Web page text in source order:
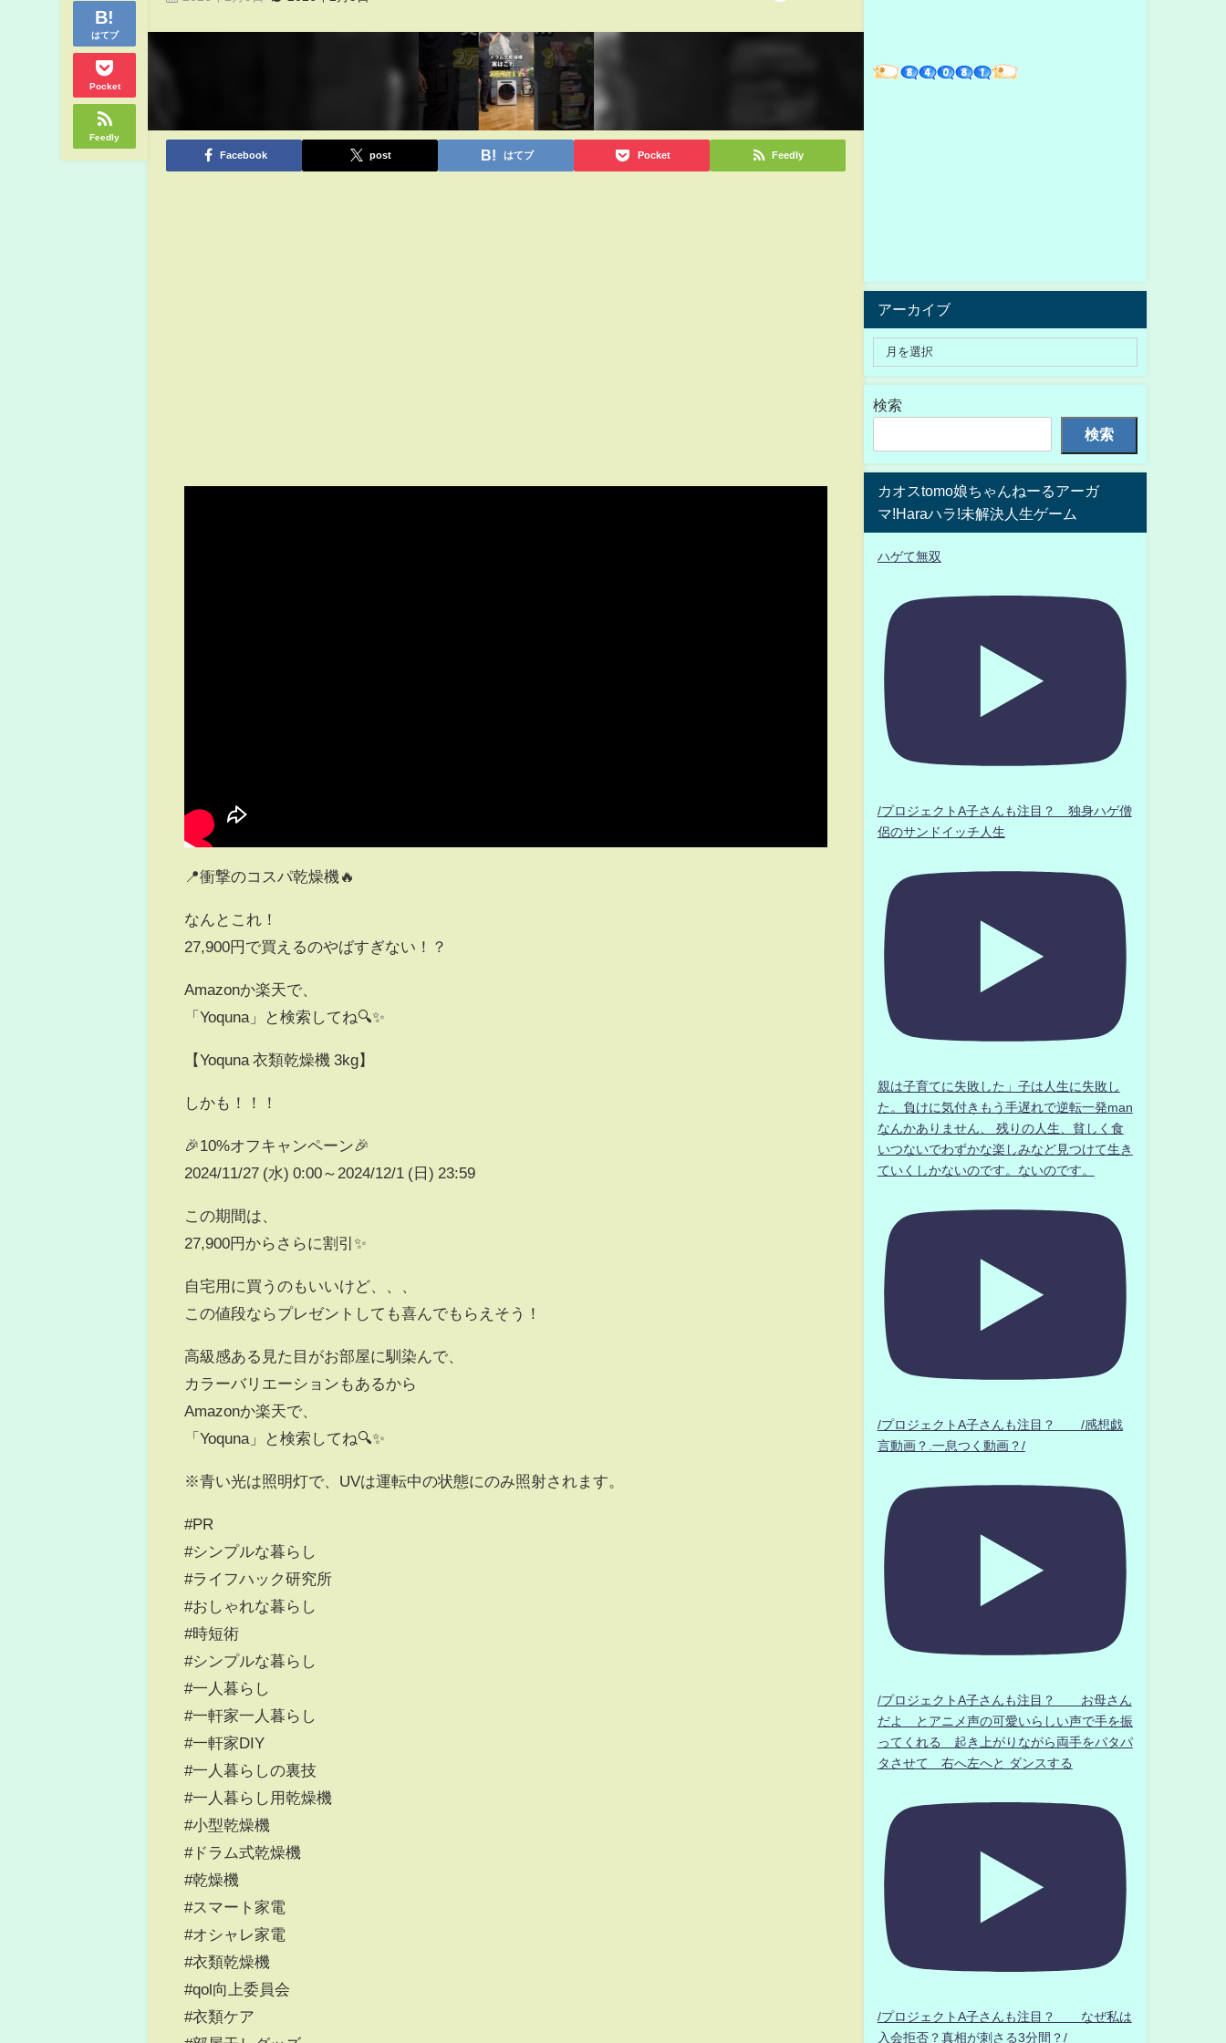
はてブ
Pocket
Feedly
Facebook post はてブ Pocket Feedly
📍衝撃のコスパ乾燥機🔥
なんとこれ！
27,900円で買えるのやばすぎない！？
Amazonか楽天で、
「Yoquna」と検索してね🔍✨
【Yoquna 衣類乾燥機 3kg】
しかも！！！
🎉10%オフキャンペーン🎉
2024/11/27 (水) 0:00～2024/12/1 (日) 23:59
この期間は、
27,900円からさらに割引✨
自宅用に買うのもいいけど、、、
この値段ならプレゼントしても喜んでもらえそう！
高級感ある見た目がお部屋に馴染んで、
カラーバリエーションもあるから
Amazonか楽天で、
「Yoquna」と検索してね🔍✨
※青い光は照明灯で、UVは運転中の状態にのみ照射されます。
#PR
#シンプルな暮らし
#ライフハック研究所
#おしゃれな暮らし
#時短術
#シンプルな暮らし
#一人暮らし
#一軒家一人暮らし
#一軒家DIY
#一人暮らしの裏技
#一人暮らし用乾燥機
#小型乾燥機
#ドラム式乾燥機
#乾燥機
#スマート家電
#オシャレ家電
#衣類乾燥機
#qol向上委員会
#衣類ケア
アーカイブ
検索
検索
カオスtomo娘ちゃんねーるアーガ
マ!Haraハラ!未解決人生ゲーム
ハゲて無双
/プロジェクトA子さんも注目？ 独身ハゲ僧
侶のサンドイッチ人生
親は子育てに失敗した」子は人生に失敗し
た。負けに気付きもう手遅れで逆転一発man
なんかありません、 残りの人生、貧しく食
いつないでわずかな楽しみなど見つけて生き
ていくしかないのです。ないのです。
/プロジェクトA子さんも注目？ /感想戯
言動画？.一息つく動画？/
/プロジェクトA子さんも注目？ お母さん
だよ とアニメ声の可愛いらしい声で手を振
ってくれる 起き上がりながら両手をパタパ
タさせて 右へ左へと ダンスする
/プロジェクトA子さんも注目？ なぜ私は
入会拒否？真相が刺さる3分間？/